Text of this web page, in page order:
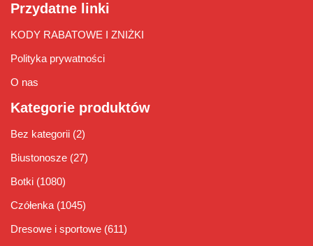
Przydatne linki
KODY RABATOWE I ZNIŻKI
Polityka prywatności
O nas
Kategorie produktów
Bez kategorii (2)
Biustonosze (27)
Botki (1080)
Czółenka (1045)
Dresowe i sportowe (611)